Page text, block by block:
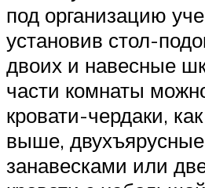
под организацию
установив стол-
двоих и навесные
части комнаты
кровати-чердаки,
выше, двухъярусные
занавесками или